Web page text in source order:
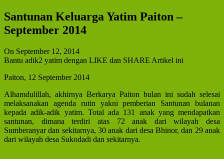
Santunan Keluarga Yatim Paiton –
September 2014
On September 12, 2014
Bantu adik2 yatim dengan LIKE dan SHARE Artikel ini
Paiton, 12 September 2014
Alhamdulillah, akhirnya Berkarya Paiton bulan ini sudah selesai
melaksanakan agenda rutin yakni pemberian Santunan bulanan
kepada adik-adik yatim. Total ada 131 anak yang mendapatkan
santunan, dimana terdiri atas 72 anak dari wilayah desa
Sumberanyar dan sekitarnya, 30 anak dari desa Bhinor, dan 29 anak
dari wilayah desa Sukodadi dan sekitarnya.